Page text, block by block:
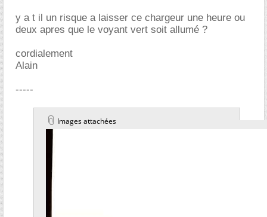
y a t il un risque a laisser ce chargeur une heure ou
deux apres que le voyant vert soit allumé ?
cordialement
Alain
-----
Images attachées